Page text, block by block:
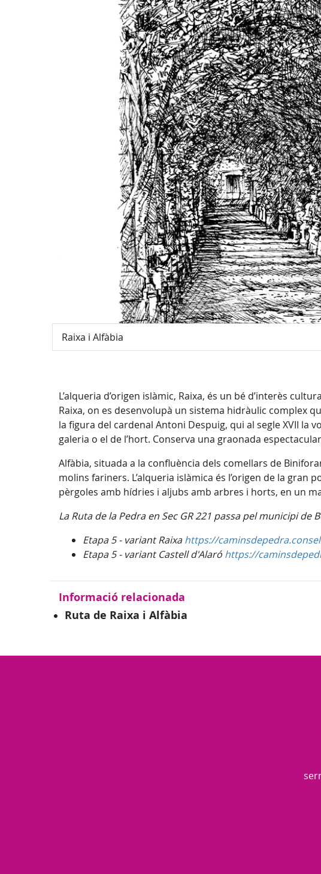
Raixa i Alfàbia
L’alqueria d’origen islàmic, Raixa, és un bé d’interès
Raixa, on es desenvolupà un sistema hidràulic complex
la figura del cardenal Antoni Despuig, qui al segle XVII la
galeria o el de l’hort. Conserva una graonada
Alfàbia, situada a la confluència dels comellars de
molins fariners. L’alqueria islàmica és l’origen de la gran
pèrgoles amb hídries i aljubs amb arbres i horts, en un
La Ruta de la Pedra en Sec GR 221 passa pel municipi
Etapa 5 - variant Raixahttps://
Etapa 5 - variant Castell d'Alaró https://
Informació relacionada
Ruta de Raixa i Alfàbia